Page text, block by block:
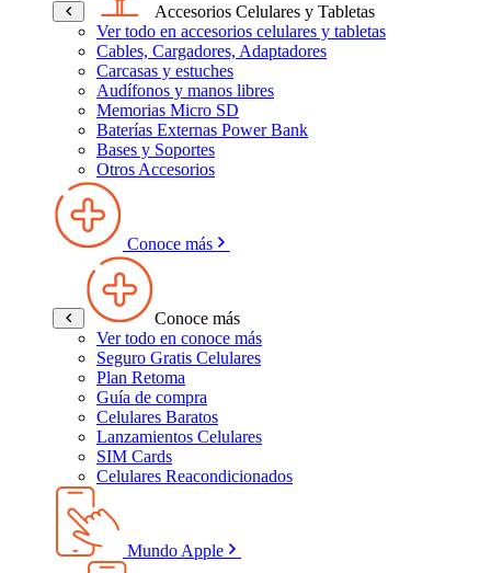
Accesorios Celulares y Tabletas
Ver todo en accesorios celulares y tabletas
Cables, Cargadores, Adaptadores
Carcasas y estuches
Audífonos y manos libres
Memorias Micro SD
Baterías Externas Power Bank
Bases y Soportes
Otros Accesorios
Conoce más
Conoce más
Ver todo en conoce más
Seguro Gratis Celulares
Plan Retoma
Guía de compra
Celulares Baratos
Lanzamientos Celulares
SIM Cards
Celulares Reacondicionados
Mundo Apple